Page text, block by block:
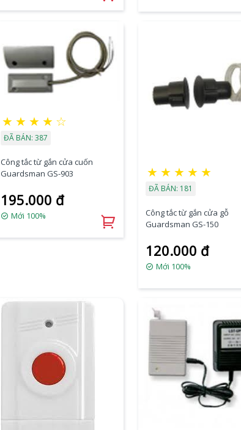
★ ★ ★ ★ ☆
ĐÃ BÁN: 387
Công tắc từ gắn cửa cuốn
Guardsman GS-903
195.000 đ
Mới 100%
★ ★ ★ ★ ★
ĐÃ BÁN: 181
Công tắc từ gắn cửa gỗ
Guardsman GS-150
120.000 đ
Mới 100%